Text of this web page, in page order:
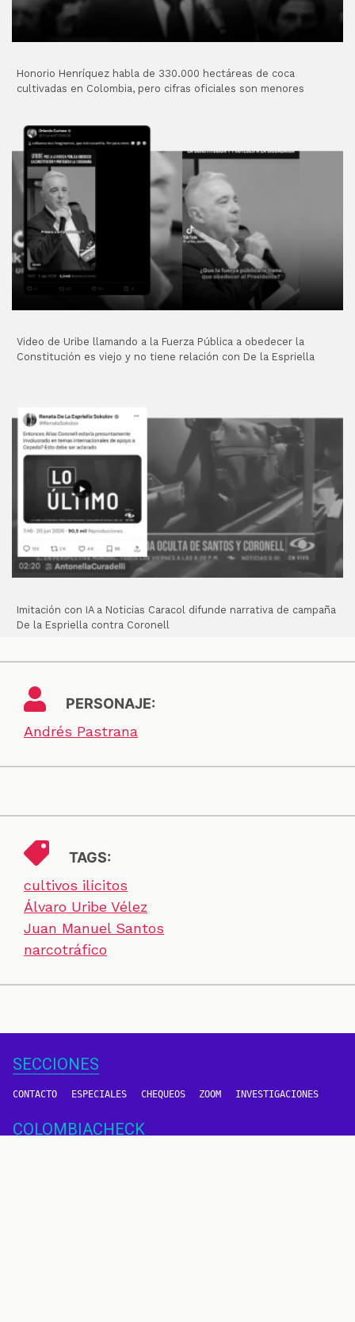
Honorio Henríquez habla de 330.000 hectáreas de coca
cultivadas en Colombia, pero cifras oficiales son menores
Video de Uribe llamando a la Fuerza Pública a obedecer la
Constitución es viejo y no tiene relación con De la Espriella
Imitación con IA a Noticias Caracol difunde narrativa de campaña
De la Espriella contra Coronell
PERSONAJE:
Andrés Pastrana
TAGS:
cultivos ilícitos
Álvaro Uribe Vélez
Juan Manuel Santos
narcotráfico
SECCIONES
CONTACTO ESPECIALES CHEQUEOS ZOOM INVESTIGACIONES
COLOMBIACHECK